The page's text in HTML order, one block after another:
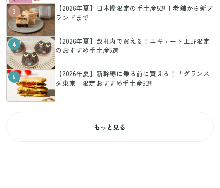
3
【2026年夏】日本橋限定の手土産5選！老舗から新ブ
ランドまで
4
【2026年夏】改札内で買える！エキュート上野限定
のおすすめ手土産5選
5
【2026年夏】新幹線に乗る前に買える！「グランス
タ東京」限定おすすめ手土産5選
もっと見る